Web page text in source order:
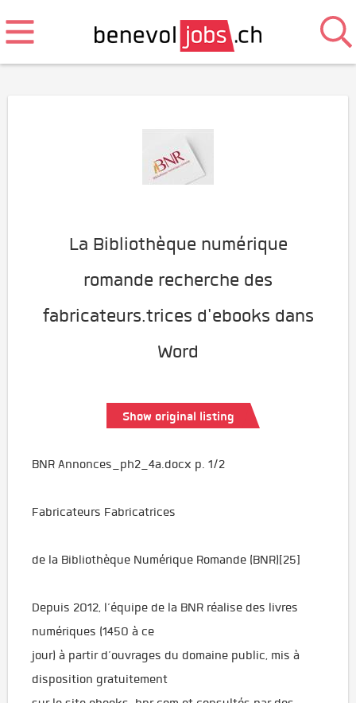
La Bibliothèque numérique
romande recherche des
fabricateurs.trices d'ebooks dans
Word
Show original listing
BNR Annonces_ph2_4a.docx p. 1/2
Fabricateurs Fabricatrices
de la Bibliothèque Numérique Romande (BNR)[25]
Depuis 2012, l’équipe de la BNR réalise des livres
numériques (1450 à ce
jour) à partir d’ouvrages du domaine public, mis à
disposition gratuitement